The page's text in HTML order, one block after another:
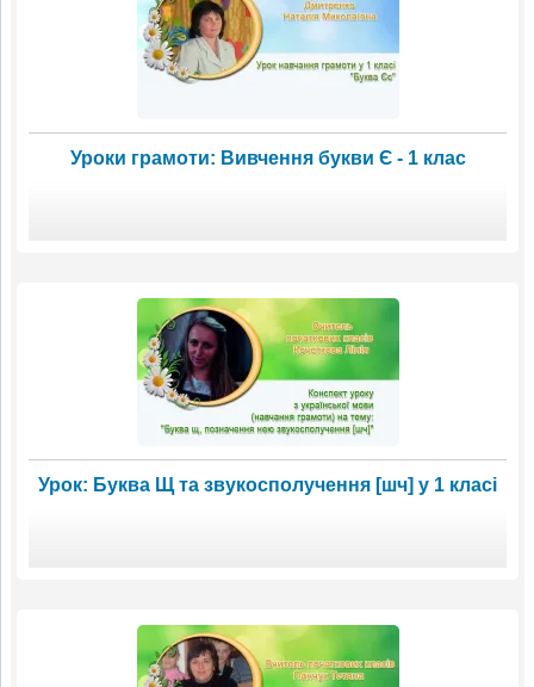
Уроки грамоти: Вивчення букви Є - 1 клас
Урок: Буква Щ та звукосполучення [шч] у 1 класі